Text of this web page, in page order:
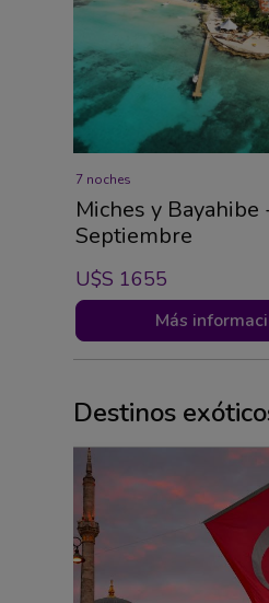
7 noches
Miches y Bayahibe
Septiembre
U$s 1655
Más
Destinos